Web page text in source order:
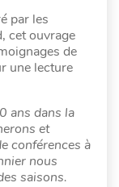
par les
cet ouvrage
de
une lecture
ans dans la
et
conférences à
nous
saisons.